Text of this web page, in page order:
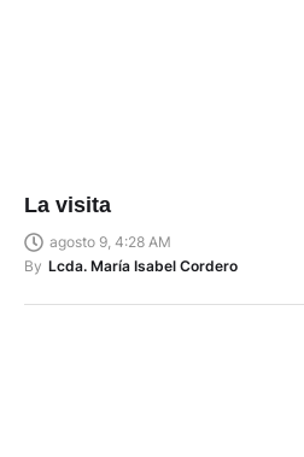
La visita
agosto 9, 4:28 AM
By Lcda. María Isabel Cordero